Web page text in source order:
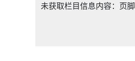
未获取栏目信息内容：页脚